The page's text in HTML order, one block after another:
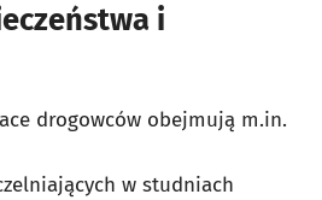
i
drogowców obejmują m.in.
w studniach